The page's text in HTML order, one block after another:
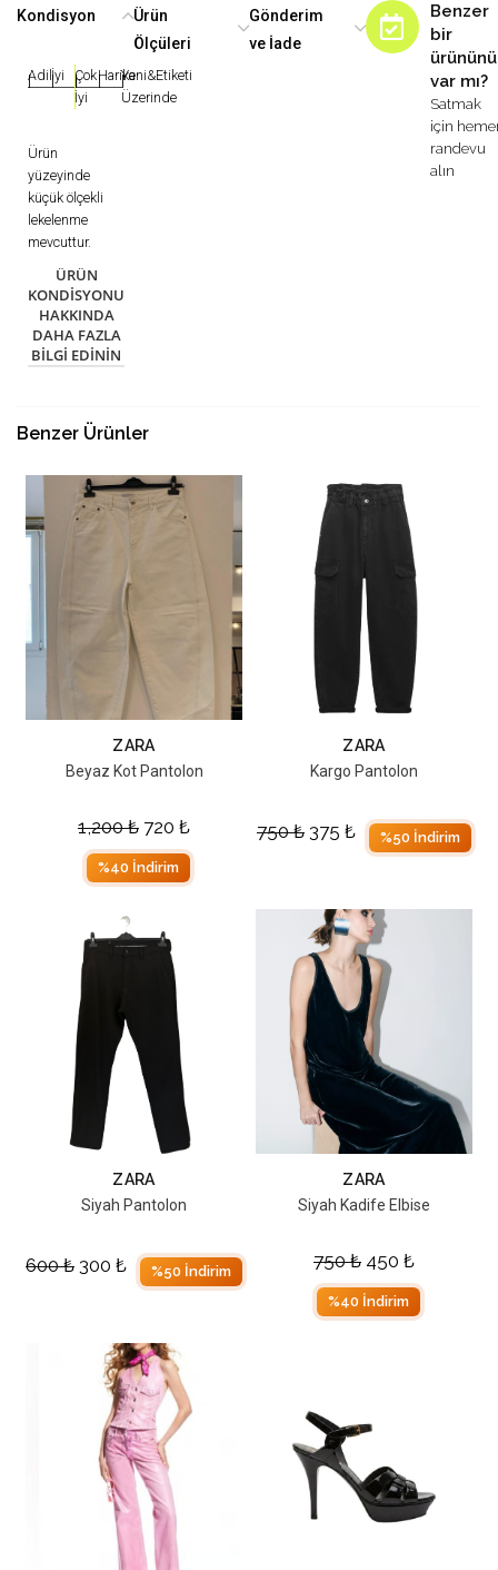
Kondisyon
|Adil|İyi |Çok
İyi
|Harika
|Yeni&Etiketi
Üzerinde
Ürün
yüzeyinde
küçük ölçekli
lekelenme
mevcuttur.
ÜRÜN
KONDISYONU
HAKKINDA
DAHA FAZLA
BILGI EDININ
Ürün
Ölçüleri
Gönderim
ve İade
Benzer
bir
var mı?
Satmak
için
randevu
alın
Benzer Ürünler
ZARA
Beyaz Kot Pantolon
1,200₺ 720 ₺
%40 İndirim
ZARA
Kargo Pantolon
750₺ 375 ₺ %50 İndirim
ZARA
Siyah Pantolon
600₺ 300 ₺ %50 İndirim
ZARA
Siyah Kadife Elbise
750₺ 450 ₺
%40 İndirim